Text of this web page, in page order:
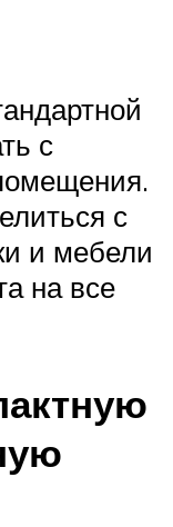
с
с
и мебели
на все